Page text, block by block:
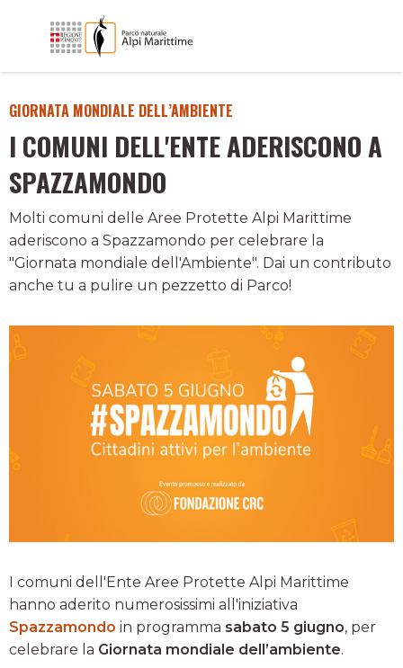
GIORNATA MONDIALE DELL’AMBIENTE
I COMUNI DELL'ENTE ADERISCONO A
SPAZZAMONDO
Molti comuni delle Aree Protette Alpi Marittime
aderiscono a Spazzamondo per celebrare la
"Giornata mondiale dell'Ambiente". Dai un contributo
anche tu a pulire un pezzetto di Parco!
I comuni dell'Ente Aree Protette Alpi Marittime
hanno aderito numerosissimi all'iniziativa
Spazzamondo in programma sabato 5 giugno, per
celebrare la Giornata mondiale dell’ambiente.